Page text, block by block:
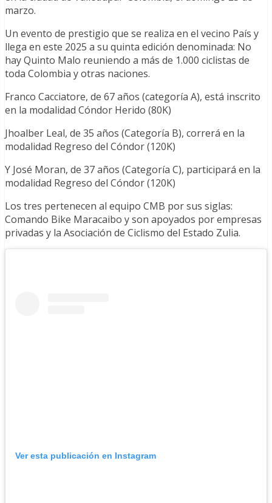
marzo.
Un evento de prestigio que se realiza en el vecino País y
llega en este 2025 a su quinta edición denominada: No
hay Quinto Malo reuniendo a más de 1.000 ciclistas de
toda Colombia y otras naciones.
Franco Cacciatore, de 67 años (categoría A), está inscrito
en la modalidad Cóndor Herido (80K)
Jhoalber Leal, de 35 años (Categoría B), correrá en la
modalidad Regreso del Cóndor (120K)
Y José Moran, de 37 años (Categoría C), participará en la
modalidad Regreso del Cóndor (120K)
Los tres pertenecen al equipo CMB por sus siglas:
Comando Bike Maracaibo y son apoyados por empresas
privadas y la Asociación de Ciclismo del Estado Zulia.
Ver esta publicación en Instagram